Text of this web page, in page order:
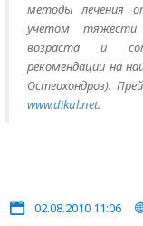
методы лечения
учетом тяжести
возраста и
рекомендации на
Остеохондроз).
www.dikul.net.
02.08.2010 11:06